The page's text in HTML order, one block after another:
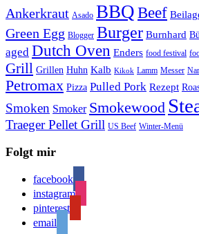
Ankerkraut Asado BBQBeef
Green Egg Blogger Burger Burnhard
aged Dutch Oven Enders food festival
Grill Grillen Huhn Kalb Kikok Lamm Messer
Petromax Pizza Pulled Pork Rezept
Smoken Smoker Smokewood
Traeger Pellet Grill US Beef Winter-Menü
Folgt mir
facebook
instagram
pinterest
email